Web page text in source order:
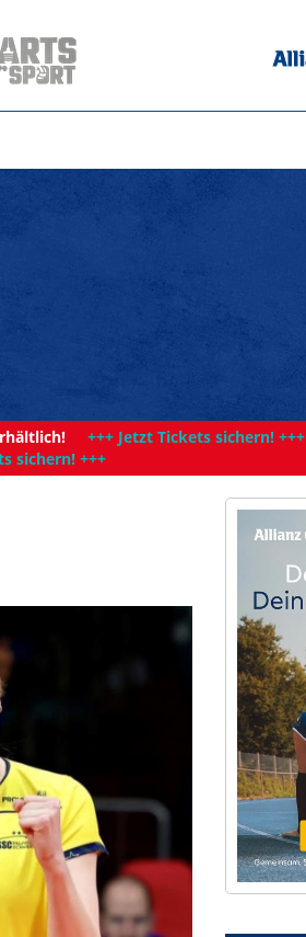
+++ Jetzt Tickets sichern! +++
sichern! +++